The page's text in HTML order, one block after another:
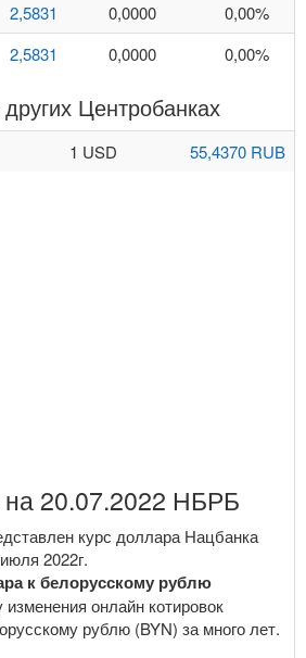
2,5831 0,0000
0,00%
2,5831 0,0000 0,00%
Центробанках
1 USD 55,4370 RUB
на 20.07.2022 НБРБ
курс доллара Нацбанка
2022г.
к белорусскому рублю
онлайн котировок
рублю (BYN) за много лет.